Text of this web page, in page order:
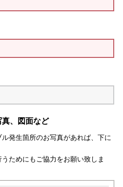
、図面など
発生箇所のお写真があれば、下に
ためにもご協力をお願い致しま